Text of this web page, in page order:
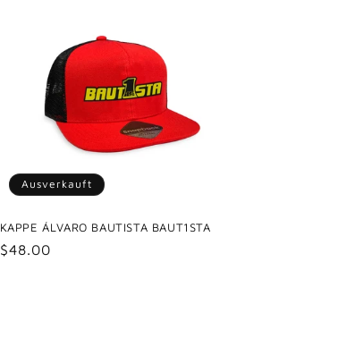
Ausverkauft
KAPPE ÁLVARO BAUTISTA BAUT1STA
Normaler
$48.00